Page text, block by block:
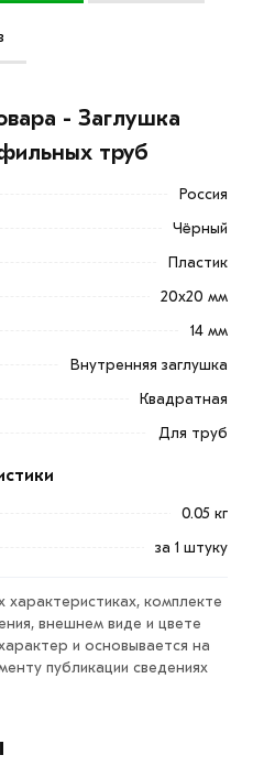
труб применяется
заглушка квадратного
щитов, заборов и др.).
от попадания влаги и
ребер жесткости
внутри трубы.
купить позвонив по
- Заглушка
труб
Россия
Чёрный
Пластик
20х20 мм
14 мм
Внутренняя заглушка
Квадратная
Для труб
0.05 кг
за 1 штуку
комплекте
внешнем виде и цвете
и основывается на
публикации сведениях